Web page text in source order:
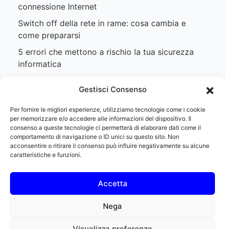
Gestisci Consenso
Per fornire le migliori esperienze, utilizziamo tecnologie come i cookie
per memorizzare e/o accedere alle informazioni del dispositivo. Il
consenso a queste tecnologie ci permetterà di elaborare dati come il
comportamento di navigazione o ID unici su questo sito. Non
acconsentire o ritirare il consenso può influire negativamente su alcune
caratteristiche e funzioni.
Accetta
Nega
connessione Internet
Switch off della rete in rame: cosa cambia e
come prepararsi
5 errori che mettono a rischio la tua sicurezza
informatica
Nextwave S.r.l. | Sede legale: Viale Abbadia 4, 29121
29121 Piacenza (PC) | P.IVA 01889220339 | REA 356998
10.000 i.v. | ROC 42072